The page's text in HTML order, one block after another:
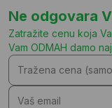
Ne odgovara
Zatražite cenu koja
Vam ODMAH damo